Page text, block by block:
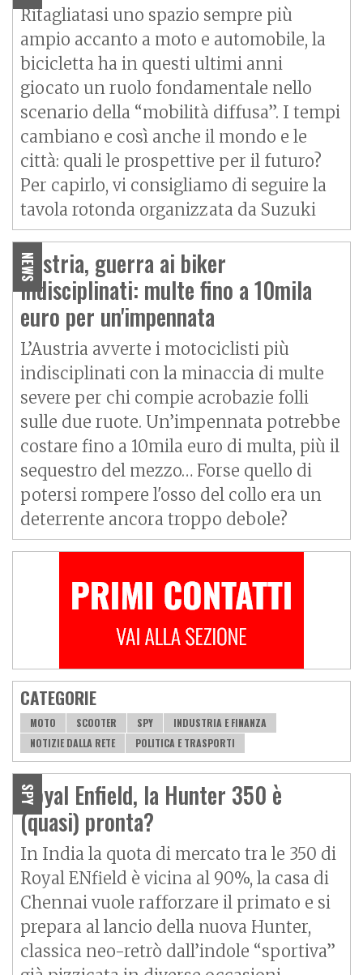
Ritagliatasi uno spazio sempre più
ampio accanto a moto e automobile, la
bicicletta ha in questi ultimi anni
giocato un ruolo fondamentale nello
scenario della “mobilità diffusa”. I tempi
cambiano e così anche il mondo e le
città: quali le prospettive per il futuro?
Per capirlo, vi consigliamo di seguire la
tavola rotonda organizzata da Suzuki
NEWS
Austria, guerra ai biker
indisciplinati: multe fino a 10mila
euro per un'impennata
L’Austria avverte i motociclisti più
indisciplinati con la minaccia di multe
severe per chi compie acrobazie folli
sulle due ruote. Un’impennata potrebbe
costare fino a 10mila euro di multa, più il
sequestro del mezzo… Forse quello di
potersi rompere l'osso del collo era un
deterrente ancora troppo debole?
CATEGORIE
MOTO SCOOTER SPY
INDUSTRIA E FINANZA
NOTIZIE DALLA RETE
POLITICA E TRASPORTI
SPY
Royal Enfield, la Hunter 350 è
(quasi) pronta?
In India la quota di mercato tra le 350 di
Royal ENfield è vicina al 90%, la casa di
Chennai vuole rafforzare il primato e si
prepara al lancio della nuova Hunter,
classica neo-retrò dall’indole “sportiva”